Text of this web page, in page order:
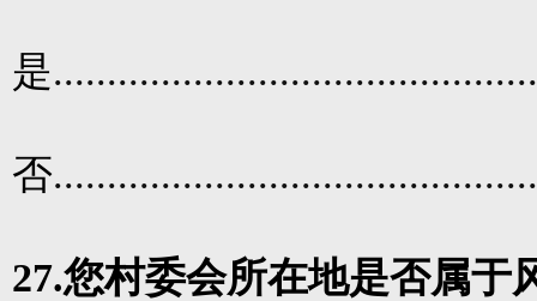
是
否
27.您村委会所在地是否属于